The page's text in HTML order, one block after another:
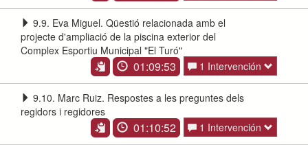
9.9. Eva Miguel. Qüestió relacionada amb el
projecte d'ampliació de la piscina exterior del
Complex Esportiu Municipal "El Turó"
01:09:53 1 Intervención
9.10. Marc Ruiz. Respostes a les preguntes dels
regidors i regidores
01:10:52 1 Intervención